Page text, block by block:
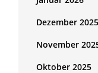
Dezember 2025
November
Oktober 2025